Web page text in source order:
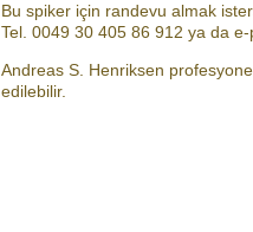
Bu spiker için randevu almak
Tel. 0049 30 405 86 912 ya da
Andreas S. Henriksen
edilebilir.